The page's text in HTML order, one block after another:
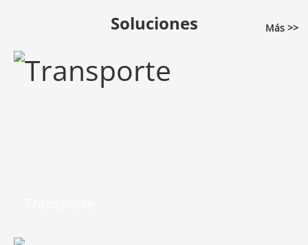
Soluciones Más >>